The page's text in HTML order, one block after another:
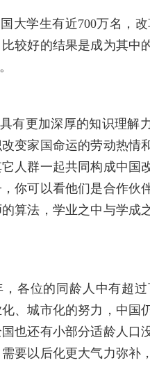
大学生有近700万名，
较好的结果是成为其中
有更加深厚的知识理解
变家国命运的劳动热情
人群一起共同构成中国
你可以看他们是合作伙
算法，学业之中与学成
各位的同龄人中有超
、城市化的努力，中国
也还有小部分适龄人口
要以后化更大气力弥补